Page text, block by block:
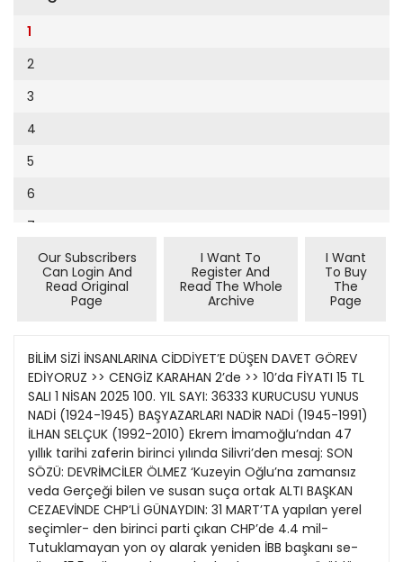
Cumhuriyet Sağlıklı Beslenme
Cumhuriyet Sokak
Cumhuriyet Spor
Cumhuriyet Strateji
Cumhuriyet Tarım
Cumhuriyet Yılbaşı
Çerçeve Eki
Dergi Eki
Ekonomi Eki
Evleniyoruz
Güney Dogu
Kitap Eki
Özel Ekler
Özel Okullar
Sevgililer Günü
Siyaset Eki
1994
1991
1990
1989
1988
1987
1986
9
10
11
12
13
14
15
16
19
20
21
22
23
24
25
1
2
3
4
5
6
7
11
12
Our Subscribers
Can Login And
Read Original
Page
I Want To
Register And
Read The Whole
Archive
I Want
To Buy
The
Page
BİLİM SİZİ İNSANLARINA CİDDİYET’E DÜŞEN DAVET GÖREV
EDİYORUZ >> CENGİZ KARAHAN 2’de >> 10’da FİYATI 15 TL
SALI 1 NİSAN 2025 100. YIL SAYI: 36333 KURUCUSU YUNUS
NADİ (1924-1945) BAŞYAZARLARI NADİR NADİ (1945-1991)
İLHAN SELÇUK (1992-2010) Ekrem İmamoğlu’ndan 47
yıllık tarihi zaferin birinci yılında Silivri’den mesaj: SON
SÖZÜ: DEVRİMCİLER ÖLMEZ ‘Kuzeyin Oğlu’na zamansız
veda Gerçeği bilen ve susan suça ortak ALTI BAŞKAN
CEZAEVİNDE CHP’Lİ GÜNAYDIN: 31 MART’TA yapılan yerel
seçimler- den birinci parti çıkan CHP’de 4.4 mil-
Tutuklamayan yon oy alarak yeniden İBB başkanı se-